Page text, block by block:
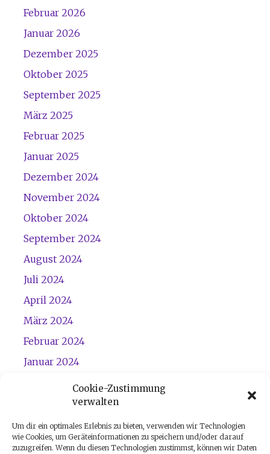
Cookie-Zustimmung
verwalten
Um dir ein optimales Erlebnis zu bieten, verwenden wir Technologien
wie Cookies, um Geräteinformationen zu speichern und/oder darauf
zuzugreifen. Wenn du diesen Technologien zustimmst, können wir Daten
Februar 2026
Januar 2026
Dezember 2025
Oktober 2025
September 2025
März 2025
Februar 2025
Januar 2025
Dezember 2024
November 2024
Oktober 2024
September 2024
August 2024
Juli 2024
April 2024
März 2024
Februar 2024
Januar 2024
Dezember 2023
November 2023